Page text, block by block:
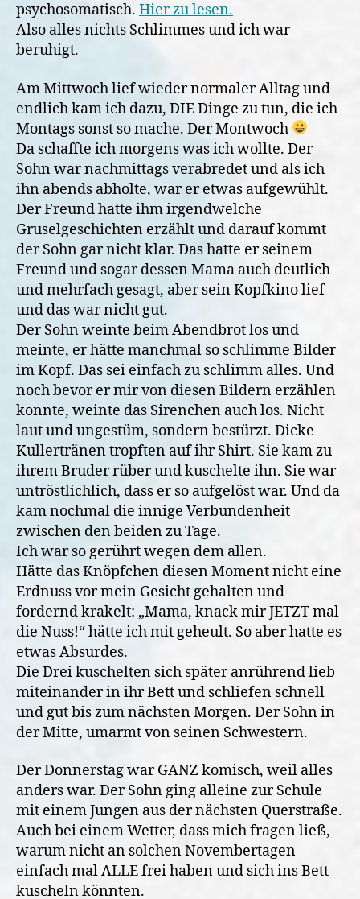
psychosomatisch. Hier zu lesen.
Also alles nichts Schlimmes und ich war
beruhigt.
Am Mittwoch lief wieder normaler Alltag und
endlich kam ich dazu, DIE Dinge zu tun, die ich
Montags sonst so mache. Der Montwoch
Da schaffte ich morgens was ich wollte. Der
Sohn war nachmittags verabredet und als ich
ihn abends abholte, war er etwas aufgewühlt.
Der Freund hatte ihm irgendwelche
Gruselgeschichten erzählt und darauf kommt
der Sohn gar nicht klar. Das hatte er seinem
Freund und sogar dessen Mama auch deutlich
und mehrfach gesagt, aber sein Kopfkino lief
und das war nicht gut.
Der Sohn weinte beim Abendbrot los und
meinte, er hätte manchmal so schlimme Bilder
im Kopf. Das sei einfach zu schlimm alles. Und
noch bevor er mir von diesen Bildern erzählen
konnte, weinte das Sirenchen auch los. Nicht
laut und ungestüm, sondern bestürzt. Dicke
Kullertränen tropften auf ihr Shirt. Sie kam zu
ihrem Bruder rüber und kuschelte ihn. Sie war
untröstlichlich, dass er so aufgelöst war. Und da
kam nochmal die innige Verbundenheit
zwischen den beiden zu Tage.
Ich war so gerührt wegen dem allen.
Hätte das Knöpfchen diesen Moment nicht eine
Erdnuss vor mein Gesicht gehalten und
fordernd krakelt: „Mama, knack mir JETZT mal
die Nuss!“ hätte ich mit geheult. So aber hatte es
etwas Absurdes.
Die Drei kuschelten sich später anrührend lieb
miteinander in ihr Bett und schliefen schnell
und gut bis zum nächsten Morgen. Der Sohn in
der Mitte, umarmt von seinen Schwestern.
Der Donnerstag war GANZ komisch, weil alles
anders war. Der Sohn ging alleine zur Schule
mit einem Jungen aus der nächsten Querstraße.
Auch bei einem Wetter, dass mich fragen ließ,
warum nicht an solchen Novembertagen
einfach mal ALLE frei haben und sich ins Bett
kuscheln könnten.